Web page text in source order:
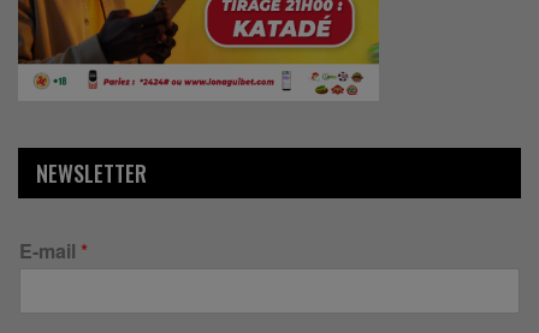
NEWSLETTER
E-mail *